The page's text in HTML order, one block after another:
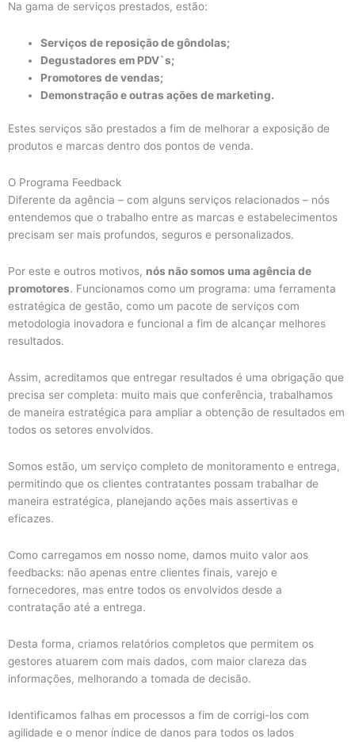
Na gama de serviços prestados, estão:
Serviços de reposição de gôndolas;
Degustadores em PDV`s;
Promotores de vendas;
Demonstração e outras ações de marketing.
Estes serviços são prestados a fim de melhorar a exposição de
produtos e marcas dentro dos pontos de venda.
O Programa Feedback
Diferente da agência – com alguns serviços relacionados – nós
entendemos que o trabalho entre as marcas e estabelecimentos
precisam ser mais profundos, seguros e personalizados.
Por este e outros motivos, nós não somos uma agência de
promotores. Funcionamos como um programa: uma ferramenta
estratégica de gestão, como um pacote de serviços com
metodologia inovadora e funcional a fim de alcançar melhores
resultados.
Assim, acreditamos que entregar resultados é uma obrigação que
precisa ser completa: muito mais que conferência, trabalhamos
de maneira estratégica para ampliar a obtenção de resultados em
todos os setores envolvidos.
Somos estão, um serviço completo de monitoramento e entrega,
permitindo que os clientes contratantes possam trabalhar de
maneira estratégica, planejando ações mais assertivas e
eficazes.
Como carregamos em nosso nome, damos muito valor aos
feedbacks: não apenas entre clientes finais, varejo e
fornecedores, mas entre todos os envolvidos desde a
contratação até a entrega.
Desta forma, criamos relatórios completos que permitem os
gestores atuarem com mais dados, com maior clareza das
informações, melhorando a tomada de decisão.
Identificamos falhas em processos a fim de corrigi-los com
agilidade e o menor índice de danos para todos os lados